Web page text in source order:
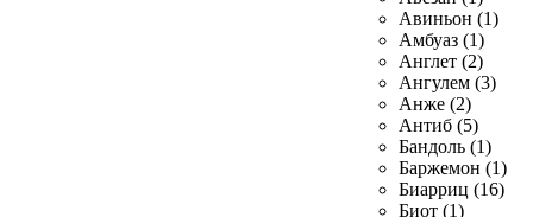
Авиньон (1)
Амбуаз (1)
Англет (2)
Ангулем (3)
Анже (2)
Антиб (5)
Бандоль (1)
Баржемон (1)
Биарриц (16)
Биот (1)